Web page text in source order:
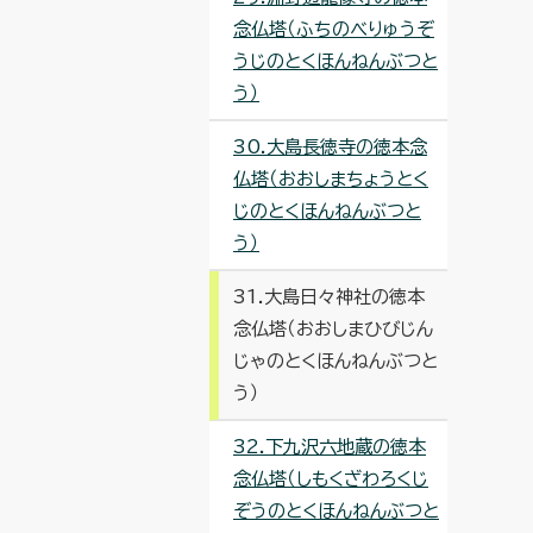
念仏塔（ふちのべりゅうぞ
うじのとくほんねんぶつと
う）
30.大島長徳寺の徳本念
仏塔（おおしまちょうとく
じのとくほんねんぶつと
う）
31.大島日々神社の徳本
念仏塔（おおしまひびじん
じゃのとくほんねんぶつと
う）
32.下九沢六地蔵の徳本
念仏塔（しもくざわろくじ
ぞうのとくほんねんぶつと